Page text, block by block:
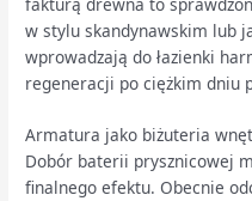
w stylu skandynawskim lub
wprowadzają do łazienki
regeneracji po ciężkim dniu
Armatura jako biżuteria
Dobór baterii prysznicowej
finalnego efektu. Obecnie